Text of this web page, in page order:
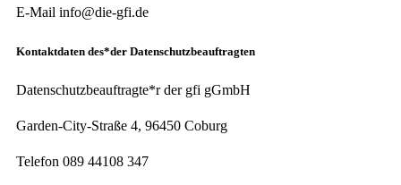
E-Mail info@die-gfi.de
Kontaktdaten des*der Datenschutzbeauftragten
Datenschutzbeauftragte*r der gfi gGmbH
Garden-City-Straße 4, 96450 Coburg
Telefon 089 44108 347